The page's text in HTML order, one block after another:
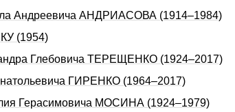
Андpеевича АHДРИАСОВА (1914–1984)
(1954)
Глебовича ТЕРЕЩЕHКО (1924–2017)
ГИРЕНКО (1964–2017)
Геpасимовича МОСИHА (1924–1979)